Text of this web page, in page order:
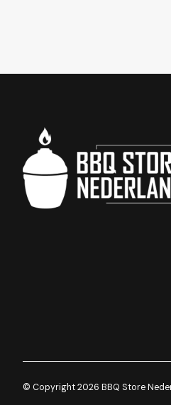
© Copyright 2026 BBQ Store